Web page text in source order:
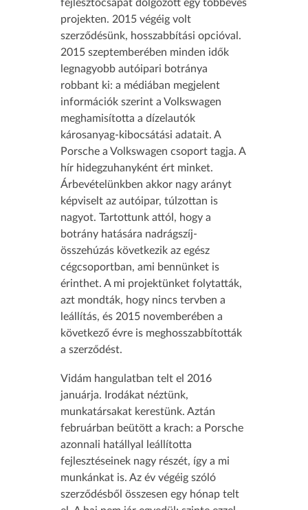
fejlesztőcsapat dolgozott egy többéves
projekten. 2015 végéig volt
szerződésünk, hosszabbítási opcióval.
2015 szeptemberében minden idők
legnagyobb autóipari botránya
robbant ki: a médiában megjelent
információk szerint a Volkswagen
meghamisította a dízelautók
károsanyag-kibocsátási adatait. A
Porsche a Volkswagen csoport tagja. A
hír hidegzuhanyként ért minket.
Árbevételünkben akkor nagy arányt
képviselt az autóipar, túlzottan is
nagyot. Tartottunk attól, hogy a
botrány hatására nadrágszíj-
összehúzás következik az egész
cégcsoportban, ami bennünket is
érinthet. A mi projektünket folytatták,
azt mondták, hogy nincs tervben a
leállítás, és 2015 novemberében a
következő évre is meghosszabbították
a szerződést.
Vidám hangulatban telt el 2016
januárja. Irodákat néztünk,
munkatársakat kerestünk. Aztán
februárban beütött a krach: a Porsche
azonnali hatállyal leállította
fejlesztéseinek nagy részét, így a mi
munkánkat is. Az év végéig szóló
szerződésből összesen egy hónap telt